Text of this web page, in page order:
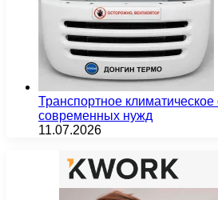
Транспортное
современных нужд
11.07.2026